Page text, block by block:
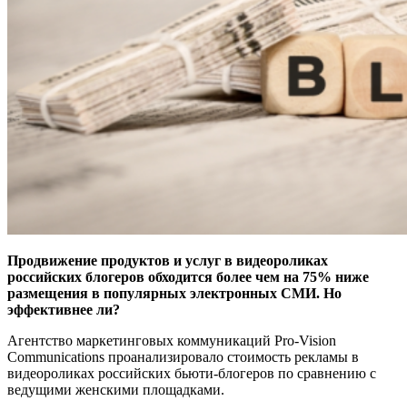
Продвижение продуктов и услуг в видеороликах
российских блогеров обходится более чем на 75% ниже
размещения в популярных электронных СМИ. Но
эффективнее ли?
Агентство маркетинговых коммуникаций Pro-Vision
Communications проанализировало стоимость рекламы в
видеороликах российских бьюти-блогеров по сравнению с
ведущими женскими площадками.